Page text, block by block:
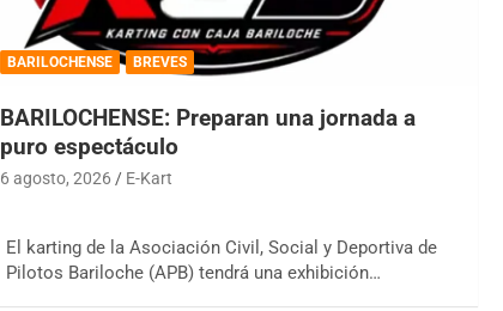
BARILOCHENSE BREVES
BARILOCHENSE: Preparan una jornada a
puro espectáculo
6 agosto, 2026 E-Kart
El karting de la Asociación Civil, Social y Deportiva de
Pilotos Bariloche (APB) tendrá una exhibición…